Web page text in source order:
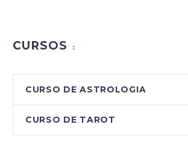
CURSOS
CURSO DE ASTROLOGIA
CURSO DE TAROT